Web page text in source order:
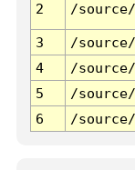
2 /
3 /
4
/
5
/
6
/